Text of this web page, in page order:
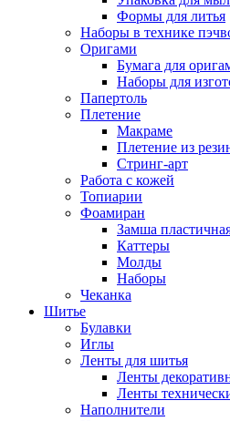
Формы для литья
Наборы в технике
Оригами
Бумага для
Наборы для
Папертоль
Плетение
Макраме
Плетение из
Стринг-арт
Работа с кожей
Топиарии
Фоамиран
Замша
Каттеры
Молды
Наборы
Чеканка
Шитье
Булавки
Иглы
Ленты для шитья
Ленты
Ленты
Наполнители